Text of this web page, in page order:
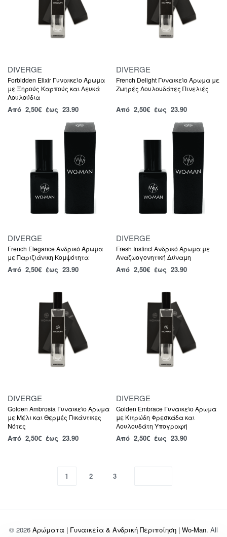
DIVERGE
Forbidden Elixir Γυναικείο Άρωμα
με Ξηρούς Καρπούς και Λευκά
Λουλούδια
Από 2,50€ έως 23.90
DIVERGE
French Delight Γυναικείο Άρωμα με
Ζωηρές Λουλουδάτες Πινελιές
Από 2,50€ έως 23.90
DIVERGE
French Elegance Ανδρικό Άρωμα
με Παριζιάνικη Κομψότητα
Από 2,50€ έως 23.90
DIVERGE
Fresh Instinct Ανδρικό Άρωμα με
Αναζωογονητική Δύναμη
Από 2,50€ έως 23.90
DIVERGE
Golden Ambrosia Γυναικείο Άρωμα
με Μέλι και Θερμές Πικάντικες
Νότες
Από 2,50€ έως 23.90
DIVERGE
Golden Embrace Γυναικείο Άρωμα
με Κιτρώδη Φρεσκάδα και
Λουλουδάτη Υπογραφή
Από 2,50€ έως 23.90
1 2 3
© 2026 Αρώματα | Γυναικεία & Ανδρική Περιποίηση | Wo-Man. All